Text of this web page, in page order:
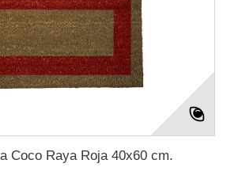
Coco Raya Roja 40x60 cm.